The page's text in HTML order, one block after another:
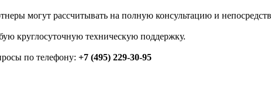
могут рассчитывать на полную консультацию и
круглосуточную техническую поддержку.
по телефону: +7 (495) 229-30-95